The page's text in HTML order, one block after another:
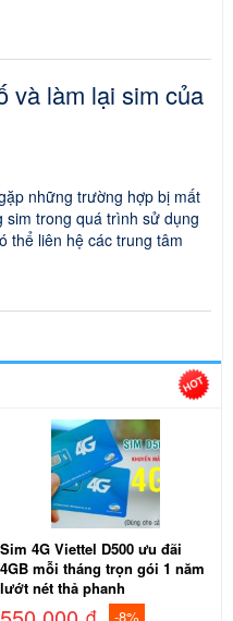
và làm lại sim của
những trường hợp bị mất
sim trong quá trình sử dụng
thể liên hệ các trung tâm
Sim 4G Viettel D500 ưu đãi
4GB mỗi tháng trọn gói 1 năm
lướt nét thả phanh
-8%